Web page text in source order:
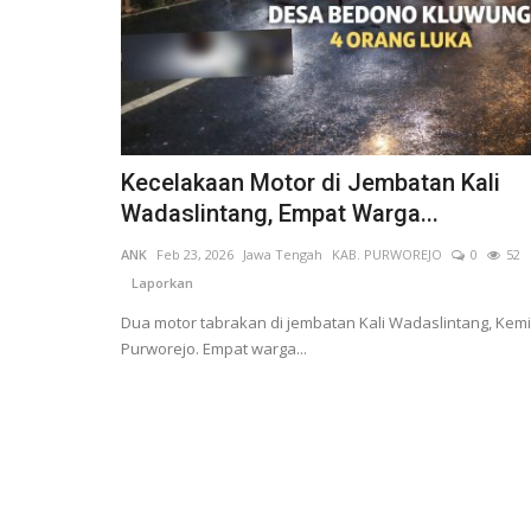
Kecelakaan Motor di Jembatan Kali
Wadaslintang, Empat Warga...
ANK Feb 23, 2026 Jawa Tengah KAB. PURWOREJO 0
52
Laporkan
Dua motor tabrakan di jembatan Kali Wadaslintang,
Purworejo. Empat warga...